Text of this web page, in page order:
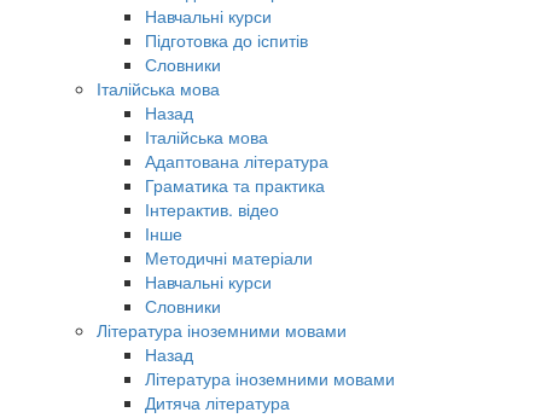
Навчальні курси
Підготовка до іспитів
Словники
Італійська мова
Назад
Італійська мова
Адаптована література
Граматика та практика
Інтерактив. відео
Інше
Методичні матеріали
Навчальні курси
Словники
Література іноземними мовами
Назад
Література іноземними мовами
Дитяча література